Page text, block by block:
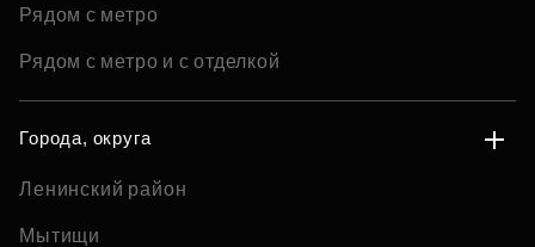
Рядом с метро
Рядом с метро и с отделкой
Города, округа
Ленинский район
Мытищи